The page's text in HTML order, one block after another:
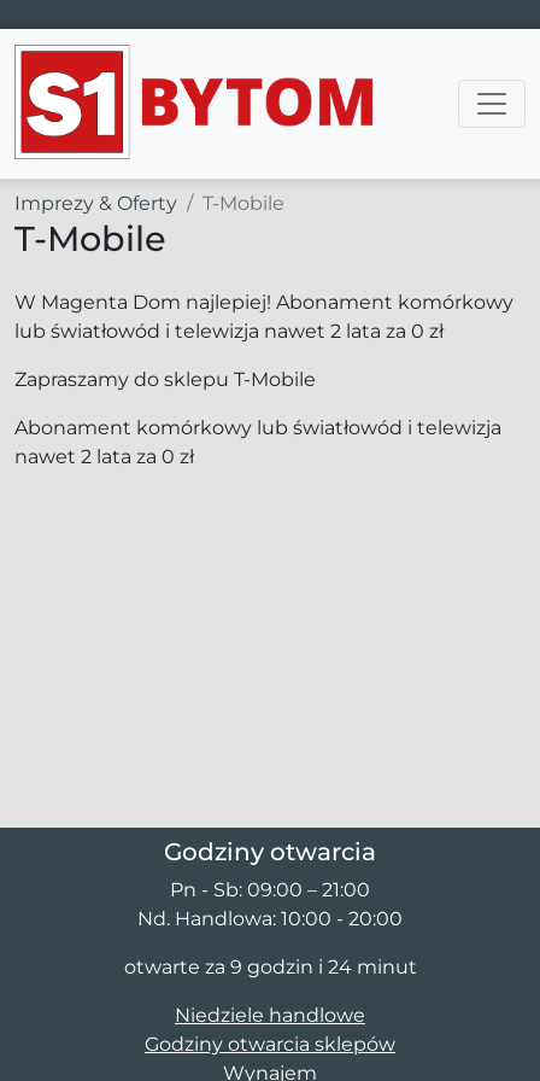
Main Navigation
Imprezy & Oferty T-Mobile
T-Mobile
W Magenta Dom najlepiej! Abonament komórkowy
lub światłowód i telewizja nawet 2 lata za 0 zł
Zapraszamy do sklepu T-Mobile
Abonament komórkowy lub światłowód i telewizja
nawet 2 lata za 0 zł
Godziny otwarcia
Pn - Sb: 09:00 – 21:00
Nd. Handlowa: 10:00 - 20:00
otwarte za 9 godzin i 24 minut
Niedziele handlowe
Godziny otwarcia sklepów
Wynajem